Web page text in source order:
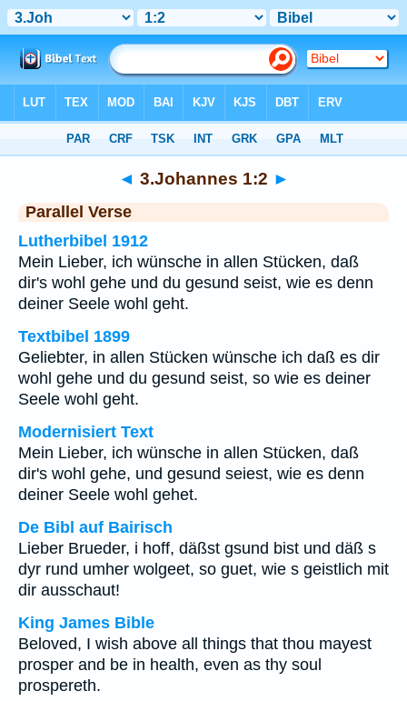
◄ 3.Johannes 1:2 ►
Parallel Verse
Lutherbibel 1912
Mein Lieber, ich wünsche in allen Stücken, daß
dir's wohl gehe und du gesund seist, wie es denn
deiner Seele wohl geht.
Textbibel 1899
Geliebter, in allen Stücken wünsche ich daß es dir
wohl gehe und du gesund seist, so wie es deiner
Seele wohl geht.
Modernisiert Text
Mein Lieber, ich wünsche in allen Stücken, daß
dir's wohl gehe, und gesund seiest, wie es denn
deiner Seele wohl gehet.
De Bibl auf Bairisch
Lieber Brueder, i hoff, däßst gsund bist und däß s
dyr rund umher wolgeet, so guet, wie s geistlich mit
dir ausschaut!
King James Bible
Beloved, I wish above all things that thou mayest
prosper and be in health, even as thy soul
prospereth.